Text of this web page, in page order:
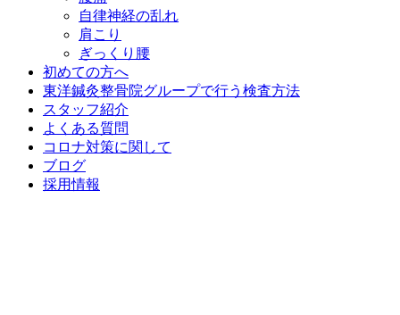
自律神経の乱れ
肩こり
ぎっくり腰
初めての方へ
東洋鍼灸整骨院グループで行う検査方法
スタッフ紹介
よくある質問
コロナ対策に関して
ブログ
採用情報